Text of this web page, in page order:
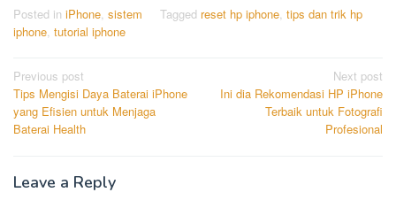
Posted in iPhone sistem Tagged reset hp iphone tips dan trik hp
iphone tutorial iphone
Post
navigation
Previous post
Tips Mengisi Daya Baterai iPhone
yang Efisien untuk Menjaga
Baterai Health
Next post
Ini dia Rekomendasi HP iPhone
Terbaik untuk Fotografi
Profesional
Leave a Reply